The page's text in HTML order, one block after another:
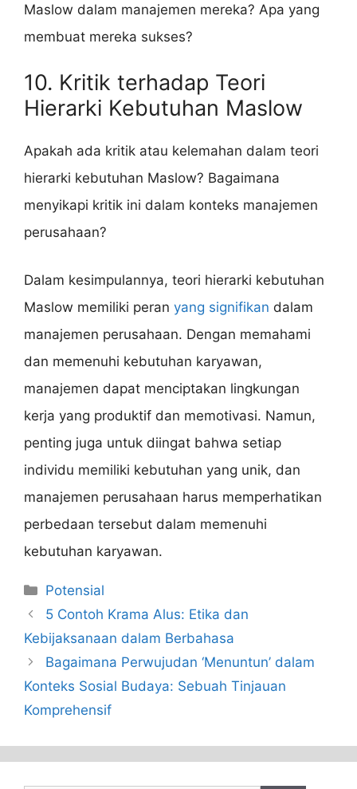
Maslow dalam manajemen mereka? Apa yang
membuat mereka sukses?
10. Kritik terhadap Teori
Hierarki Kebutuhan Maslow
Apakah ada kritik atau kelemahan dalam teori
hierarki kebutuhan Maslow? Bagaimana
menyikapi kritik ini dalam konteks manajemen
perusahaan?
Dalam kesimpulannya, teori hierarki kebutuhan
Maslow memiliki peran yang signifikan dalam
manajemen perusahaan. Dengan memahami
dan memenuhi kebutuhan karyawan,
manajemen dapat menciptakan lingkungan
kerja yang produktif dan memotivasi. Namun,
penting juga untuk diingat bahwa setiap
individu memiliki kebutuhan yang unik, dan
manajemen perusahaan harus memperhatikan
perbedaan tersebut dalam memenuhi
kebutuhan karyawan.
Categories
Potensial
5 Contoh Krama Alus: Etika dan
Kebijaksanaan dalam Berbahasa
Bagaimana Perwujudan ‘Menuntun’ dalam
Konteks Sosial Budaya: Sebuah Tinjauan
Komprehensif